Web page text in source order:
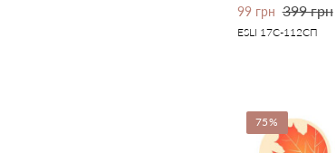
99 грн 399 грн
ESLI 17С-112СП
75%